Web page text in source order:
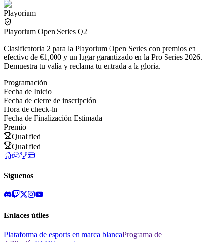
Playorium
Playorium Open Series Q2
Clasificatoria 2 para la Playorium Open Series con premios en
efectivo de €1,000 y un lugar garantizado en la Pro Series 2026.
Demuestra tu valía y reclama tu entrada a la gloria.
Programación
Fecha de Inicio
Fecha de cierre de inscripción
Hora de check-in
Fecha de Finalización Estimada
Premio
Qualified
Qualified
Síguenos
Enlaces útiles
Plataforma de esports en marca blancaPrograma de